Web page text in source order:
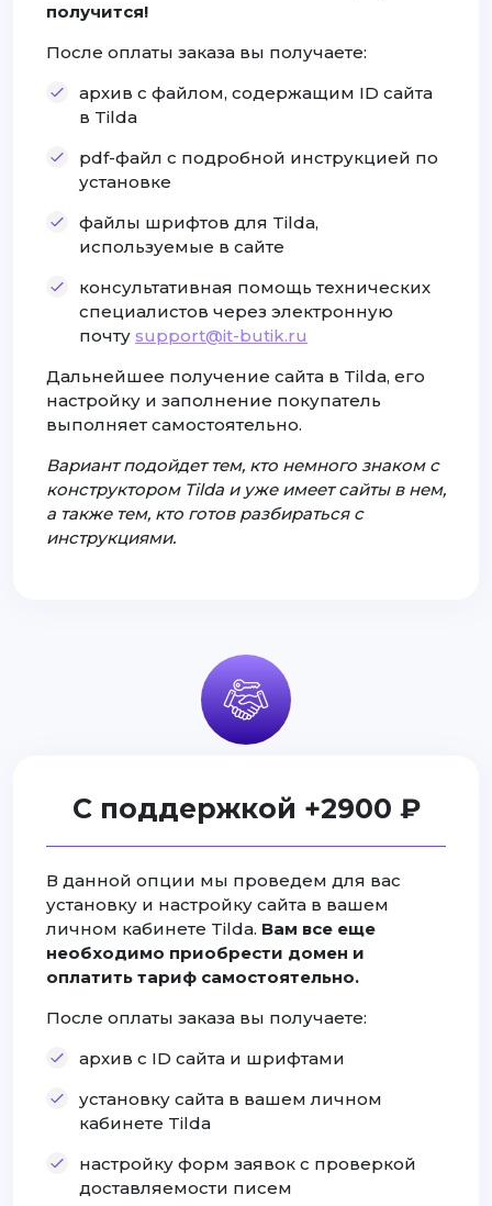
получится!
После оплаты заказа вы получаете:
архив с файлом, содержащим ID сайта
в Tilda
pdf-файл с подробной инструкцией по
установке
файлы шрифтов для Tilda,
используемые в сайте
консультативная помощь технических
специалистов через электронную
почту support@it-butik.ru
Дальнейшее получение сайта в Tilda, его
настройку и заполнение покупатель
выполняет самостоятельно.
Вариант подойдет тем, кто немного знаком с
конструктором Tilda и уже имеет сайты в нем,
а также тем, кто готов разбираться с
инструкциями.
С поддержкой +2900 ₽
В данной опции мы проведем для вас
установку и настройку сайта в вашем
личном кабинете Tilda. Вам все еще
необходимо приобрести домен и
оплатить тариф самостоятельно.
После оплаты заказа вы получаете:
архив с ID сайта и шрифтами
установку сайта в вашем личном
кабинете Tilda
настройку форм заявок с проверкой
доставляемости писем